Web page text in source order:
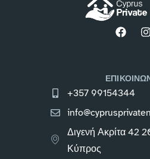
+357 99154344
Διγενή Ακρίτα 42
Κύπρος